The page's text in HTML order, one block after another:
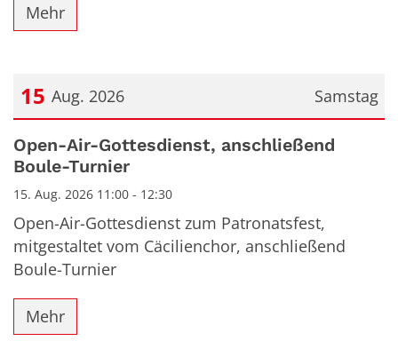
Mehr
Samstag
15 Aug. 2026
Datum: 15. August 2026
Open-Air-Gottesdienst, anschließend
Boule-Turnier
15. Aug. 2026 11:00 - 12:30
Open-Air-Gottesdienst zum Patronatsfest,
mitgestaltet vom Cäcilienchor, anschließend
Boule-Turnier
Mehr